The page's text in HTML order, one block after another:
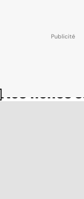
Nos fiches